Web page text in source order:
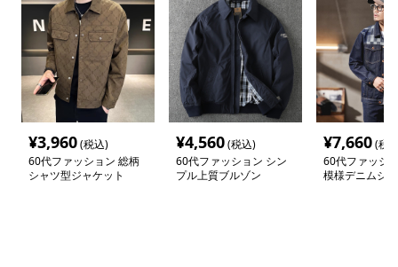
¥3,960(税込)
60代ファッション 総柄
シャツ型ジャケット
¥4,560(税込)
60代ファッション シン
プル上質ブルゾン
¥7,660(税
60代ファッシ
模様デニムジ